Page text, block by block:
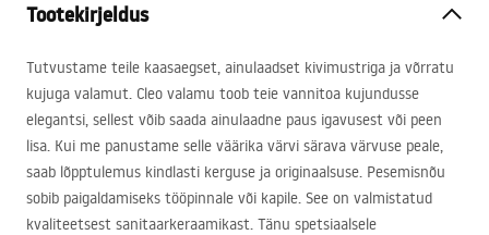
Tootekirjeldus
Tutvustame teile kaasaegset, ainulaadset kivimustriga ja võrratu
kujuga valamut. Cleo valamu toob teie vannitoa kujundusse
elegantsi, sellest võib saada ainulaadne paus igavusest või peen
lisa. Kui me panustame selle väärika värvi särava värvuse peale,
saab lõpptulemus kindlasti kerguse ja originaalsuse. Pesemisnõu
sobib paigaldamiseks tööpinnale või kapile. See on valmistatud
kvaliteetsest sanitaarkeraamikast. Tänu spetsiaalsele